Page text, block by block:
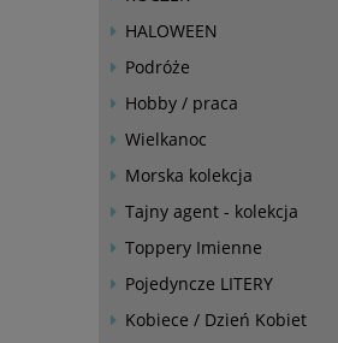
HALOWEEN
Podróże
Hobby / praca
Wielkanoc
Morska kolekcja
Tajny agent - kolekcja
Toppery Imienne
Pojedyncze LITERY
Kobiece / Dzień Kobiet